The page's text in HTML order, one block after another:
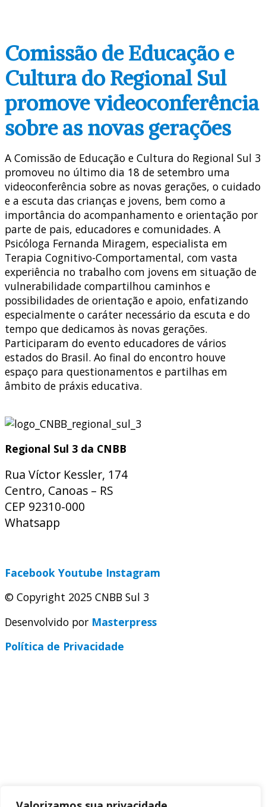
Comissão de Educação e
Cultura do Regional Sul
promove videoconferência
sobre as novas gerações
A Comissão de Educação e Cultura do Regional Sul 3
promoveu no último dia 18 de setembro uma
videoconferência sobre as novas gerações, o cuidado
e a escuta das crianças e jovens, bem como a
importância do acompanhamento e orientação por
parte de pais, educadores e comunidades. A
Psicóloga Fernanda Miragem, especialista em
Terapia Cognitivo-Comportamental, com vasta
experiência no trabalho com jovens em situação de
vulnerabilidade compartilhou caminhos e
possibilidades de orientação e apoio, enfatizando
especialmente o caráter necessário da escuta e do
tempo que dedicamos às novas gerações.
Participaram do evento educadores de vários
estados do Brasil. Ao final do encontro houve
espaço para questionamentos e partilhas em
âmbito de práxis educativa.
Regional Sul 3 da CNBB
Rua Víctor Kessler, 174
Centro, Canoas – RS
CEP 92310-000
Whatsapp
Facebook Youtube Instagram
© Copyright 2025 CNBB Sul 3
Desenvolvido por Masterpress
Política de Privacidade